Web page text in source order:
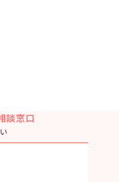
談窓口